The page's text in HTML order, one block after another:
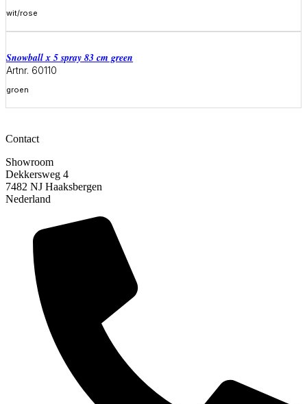
wit/rose
snowball x 5 spray 83 cm green
Artnr. 60110
groen
Meer informatie
Contact
Showroom
Dekkersweg 4
7482 NJ Haaksbergen
Nederland